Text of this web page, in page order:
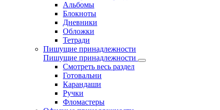
Альбомы
Блокноты
Дневники
Обложки
Тетради
Пишущие принадлежности
Пишущие принадлежности
Смотреть весь раздел
Готовальни
Карандаши
Ручки
Фломастеры